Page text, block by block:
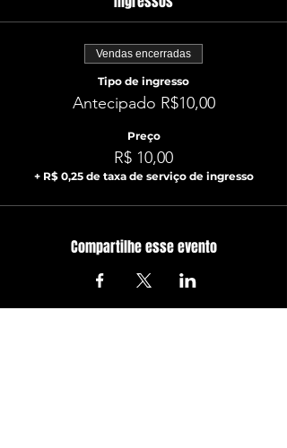
Vendas encerradas
Tipo de ingresso
Antecipado R$10,00
Preço
R$ 10,00
+ R$ 0,25 de taxa de serviço de ingresso
Compartilhe esse evento